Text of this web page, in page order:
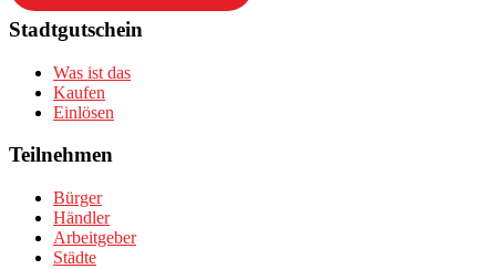
Stadtgutschein
Was ist das
Kaufen
Einlösen
Teilnehmen
Bürger
Händler
Arbeitgeber
Städte